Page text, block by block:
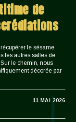
de
le sésame
les autres salles de
le chemin, nous
décorée par
11 MAI 2026